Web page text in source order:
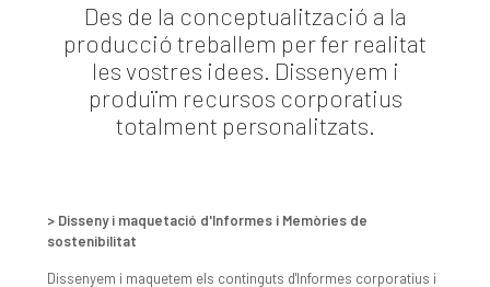
Des de la conceptualització a la
producció treballem per fer realitat
les vostres idees. Dissenyem i
produïm recursos corporatius
totalment personalitzats.
> Disseny i maquetació d'Informes i Memòries de
sostenibilitat
Dissenyem i maquetem els continguts d'Informes corporatius i